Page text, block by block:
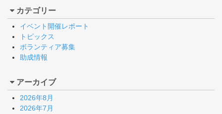
カテゴリー
イベント開催レポート
トピックス
ボランティア募集
助成情報
アーカイブ
2026年8月
2026年7月